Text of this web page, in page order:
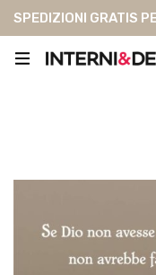
SPEDIZIONI GRATIS